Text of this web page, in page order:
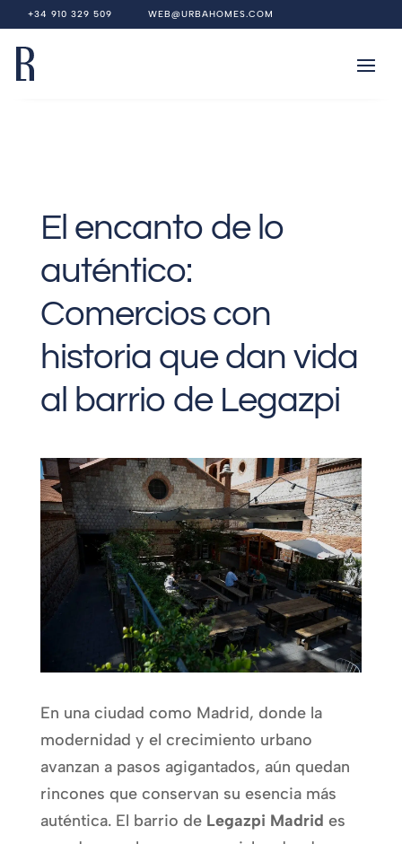
+34 910 329 509 WEB@URBAHOMES.COM
El encanto de lo
auténtico:
Comercios con
historia que dan vida
al barrio de Legazpi
En una ciudad como Madrid, donde la
modernidad y el crecimiento urbano
avanzan a pasos agigantados, aún quedan
rincones que conservan su esencia más
auténtica. El barrio de Legazpi Madrid es